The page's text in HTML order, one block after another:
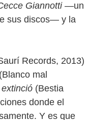
Giannotti —un
sus discos— y la
Records, 2013)
mal
(Bestia
donde el
Y es que